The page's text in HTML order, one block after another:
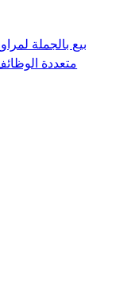
بيع بالجملة لمراوح
متعددة الوظائف،